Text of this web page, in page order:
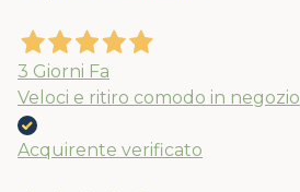
3 Giorni Fa
Veloci e ritiro comodo in negozio
Acquirente verificato